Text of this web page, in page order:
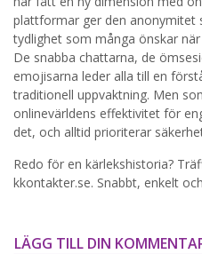
plattformar ger den anonymitet
tydlighet som många önskar
De snabba chattarna, de
emojisarna leder alla till en
traditionell uppvaktning. Men
onlinevärldens effektivitet för
det, och alltid prioriterar
Redo för en kärlekshistoria?
kkontakter.se. Snabbt, enkelt
LÄGG TILL DIN